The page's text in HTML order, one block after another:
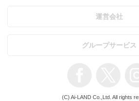
運営会社
グループサービス
(C) Ai-LAND Co.,Ltd. All rights